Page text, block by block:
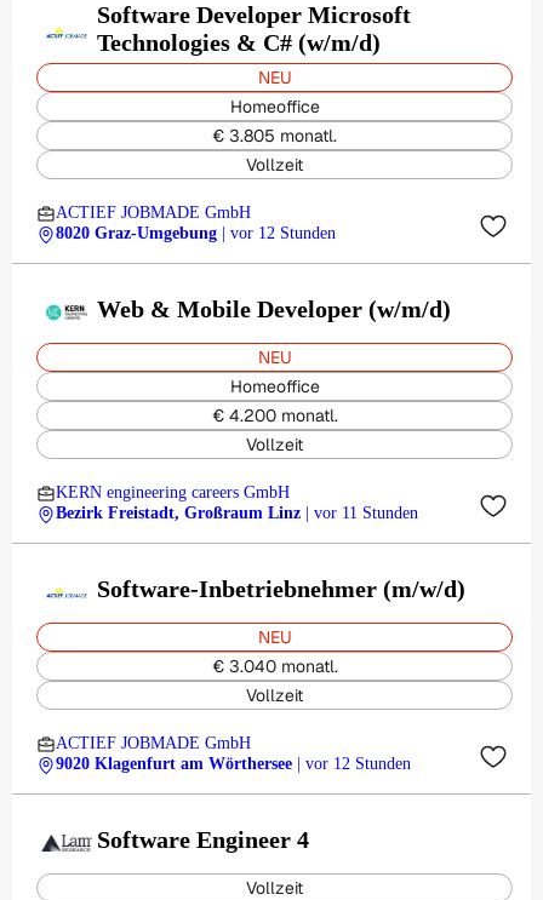
Software Developer Microsoft
Technologies & C# (w/m/d)
NEU
Homeoffice
€ 3.805 monatl.
Vollzeit
ACTIEF JOBMADE GmbH
8020 Graz-Umgebung
| vor 12 Stunden
Web & Mobile Developer (w/m/d)
NEU
Homeoffice
€ 4.200 monatl.
Vollzeit
KERN engineering careers GmbH
Bezirk Freistadt, Großraum Linz
| vor 11 Stunden
Software-Inbetriebnehmer (m/w/d)
NEU
€ 3.040 monatl.
Vollzeit
ACTIEF JOBMADE GmbH
9020 Klagenfurt am Wörthersee
| vor 12 Stunden
Software Engineer 4
Vollzeit